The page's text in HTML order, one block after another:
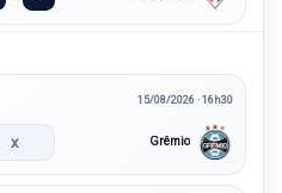
15/08/2026 · 16h30
x Grêmio